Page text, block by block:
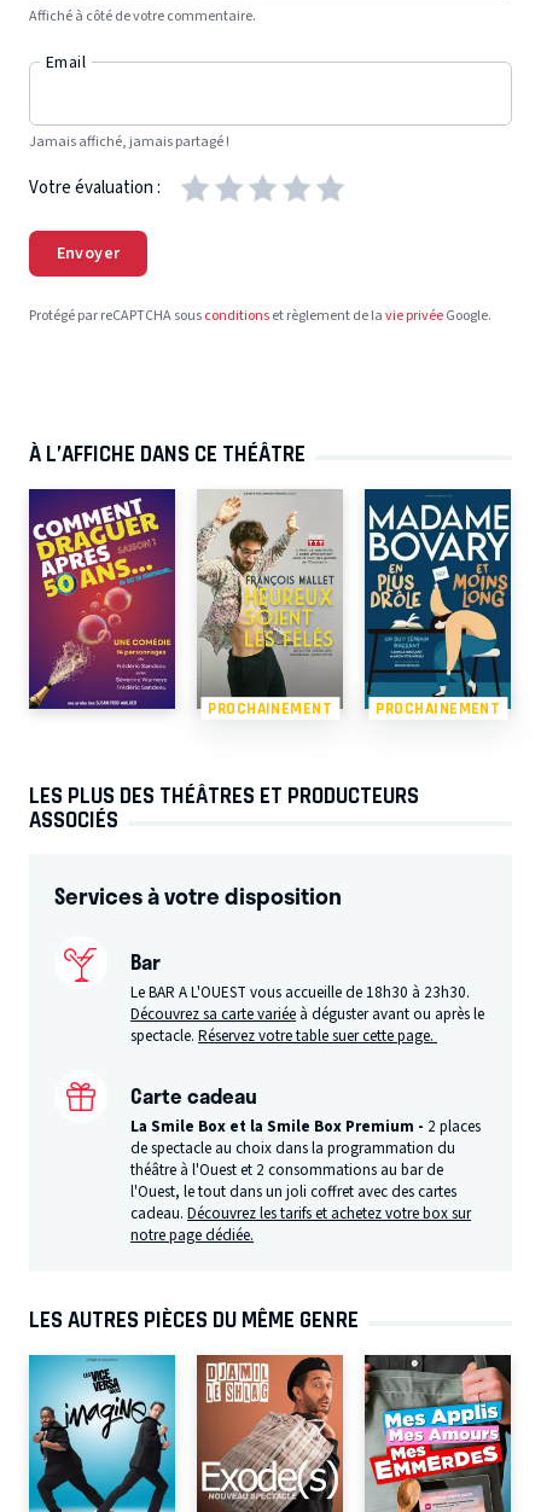
Affiché à côté de votre commentaire.
Email
Jamais affiché, jamais partagé !
Votre évaluation :
Envoyer
Protégé par reCAPTCHA sousconditionset règlement de lavie privéeGoogle.
À L’AFFICHE DANS CE THÉÂTRE
PROCHAINEMENT PROCHAINEMENT
LES PLUS DES THÉÂTRES ET PRODUCTEURS
ASSOCIÉS
Services à votre disposition
Bar
Le BAR A L'OUEST vous accueille de 18h30 à 23h30.
Découvrez sa carte variée à déguster avant ou après le
spectacle.Réservez votre table suer cette page.
Carte cadeau
La Smile Box et la Smile Box Premium - 2 places
de spectacle au choix dans la programmation du
théâtre à l'Ouest et 2 consommations au bar de
l'Ouest, le tout dans un joli coffret avec des cartes
cadeau.Découvrez les tarifs et achetez votre box sur
notre page dédiée.
LES AUTRES PIÈCES DU MÊME GENRE